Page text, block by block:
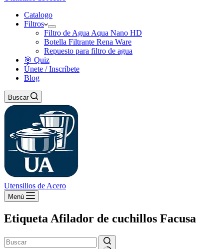
Catalogo
Filtros
Filtro de Agua Aqua Nano HD
Botella Filtrante Rena Ware
Repuesto para filtro de agua
🎯 Quiz
Únete / Inscríbete
Blog
Buscar
Utensilios de Acero
Menú
Etiqueta Afilador de cuchillos Facusa